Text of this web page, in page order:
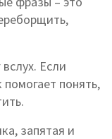
Если
понять,
запятая и